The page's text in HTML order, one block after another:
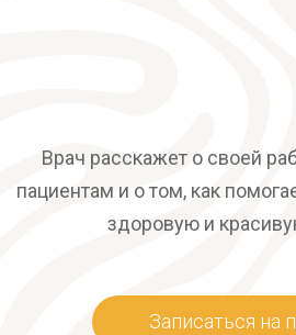
Врач расскажет о своей
пациентам и о том, как
здоровую и
Записаться на